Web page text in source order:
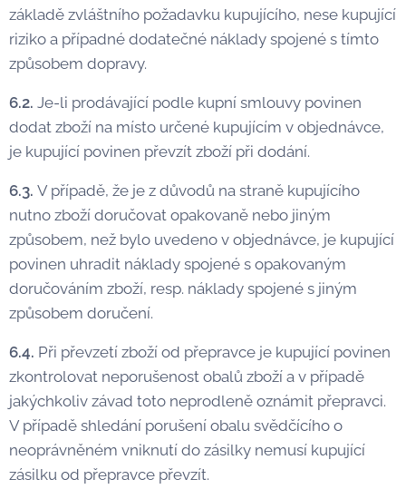
základě zvláštního požadavku kupujícího, nese kupující
riziko a případné dodatečné náklady spojené s tímto
způsobem dopravy.
6.2. Je-li prodávající podle kupní smlouvy povinen
dodat zboží na místo určené kupujícím v objednávce,
je kupující povinen převzít zboží při dodání.
6.3. V případě, že je z důvodů na straně kupujícího
nutno zboží doručovat opakovaně nebo jiným
způsobem, než bylo uvedeno v objednávce, je kupující
povinen uhradit náklady spojené s opakovaným
doručováním zboží, resp. náklady spojené s jiným
způsobem doručení.
6.4. Při převzetí zboží od přepravce je kupující povinen
zkontrolovat neporušenost obalů zboží a v případě
jakýchkoliv závad toto neprodleně oznámit přepravci.
V případě shledání porušení obalu svědčícího o
neoprávněném vniknutí do zásilky nemusí kupující
zásilku od přepravce převzít.